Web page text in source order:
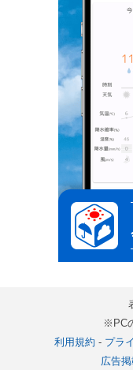
※PC
利用規約 - プラ
広告